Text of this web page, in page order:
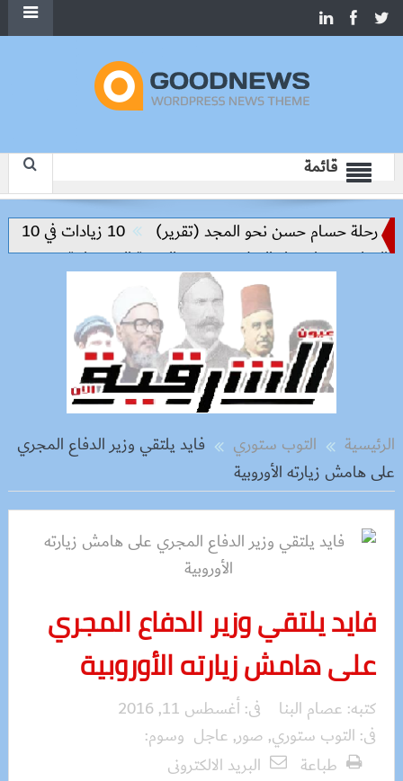
قائمة
حسام حسن نحو المجد (تقرير)
10 زيادات في 10 سنوات.. هل حان الوقت لرفع دعم البنزين نهائيا؟
مفتاح بناء السلام وتحقيق التنمية المستدامة
الرئيسية التوب ستوري
فايد يلتقي وزير الدفاع المجري
على هامش زيارته الأوروبية
فايد يلتقي وزير الدفاع المجري
على هامش زيارته الأوروبية
كتبه: عصام البنا فى:أغسطس 11, 2016
فى: التوب ستوري, صور, عاجل وسوم:
طباعة
البريد الالكترونى